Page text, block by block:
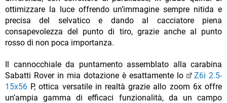
ottimizzare la luce offrendo un’immagine sempre nitida e
precisa del selvatico e dando al cacciatore piena
consapevolezza del punto di tiro, grazie anche al punto
rosso di non poca importanza.
Il cannocchiale da puntamento assemblato alla carabina
Sabatti Rover in mia dotazione è esattamente lo
Z6i 2.5-
15x56 P, ottica versatile in realtà grazie allo zoom 6x offre
un’ampia gamma di efficaci funzionalità, da un campo